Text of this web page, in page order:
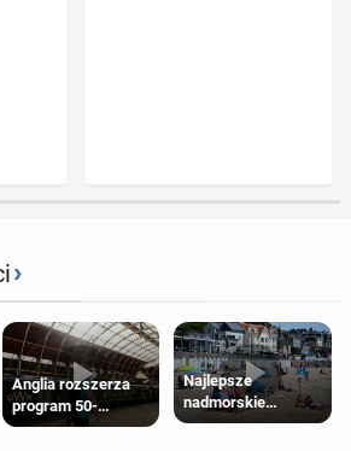
›
Anglia rozszerza
program 50-
procentowych
Najlepsze
nadmorskie
miasteczko blisko